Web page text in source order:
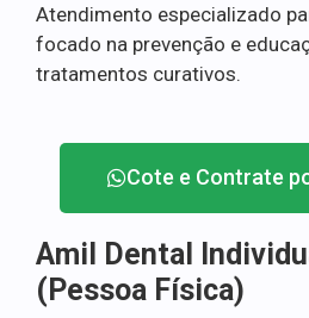
Atendimento especializado
focado na prevenção e
tratamentos curativos.
Cote e Contrate
Amil Dental
(Pessoa Física)